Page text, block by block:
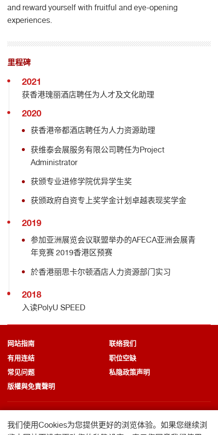
and reward yourself with fruitful and eye-opening
experiences.
里程碑
2021
获香港瑰丽酒店聘任为人才及文化助理
2020
获香港帝都酒店聘任为人力资源助理
获维泰会展服务有限公司聘任为Project
Administrator
获颁专业进修学院优异学生奖
获颁政府自资专上奖学金计划卓越表现奖学金
2019
参加亚洲展览会议联盟举办的AFECA亚洲会展青
年竞赛 2019香港区预赛
於香港丽思卡尔顿酒店人力资源部门实习
2018
入读PolyU SPEED
网站指南
联络我们
有用连结
职位空缺
常见问题
私隐政策声明
版權與免責聲明
我们使用Cookies为您提供更好的浏览体验。 如果您继续浏